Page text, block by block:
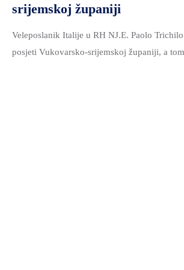
srijemskoj županiji
Veleposlanik Italije u RH NJ.E. Paolo
posjeti Vukovarsko-srijemskoj županiji, a